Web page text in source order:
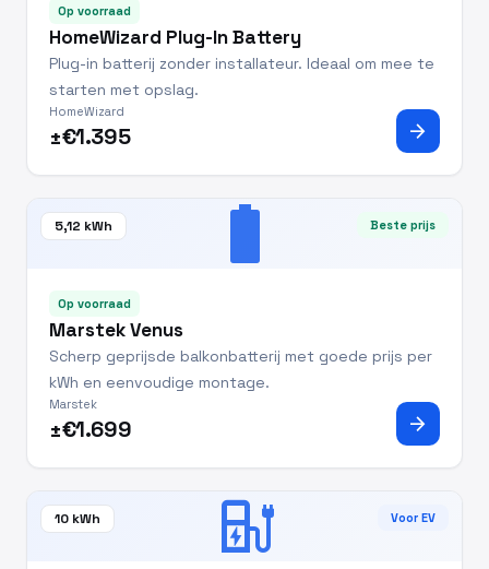
Op voorraad
HomeWizard Plug-In Battery
Plug-in batterij zonder installateur. Ideaal om mee te
starten met opslag.
HomeWizard
±€1.395 arrow_forward
battery_full
5,12 kWh Beste prijs
Op voorraad
Marstek Venus
Scherp geprijsde balkonbatterij met goede prijs per
kWh en eenvoudige montage.
Marstek
±€1.699 arrow_forward
ev_station
10 kWh Voor EV